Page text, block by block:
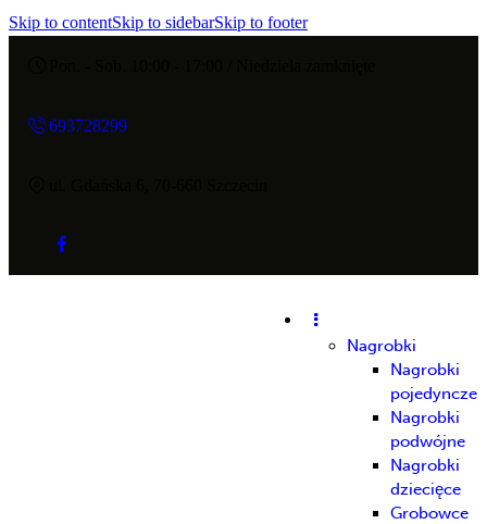
Skip to contentSkip to sidebarSkip to footer
693728299
Nagrobki
Nagrobki
pojedyncze
Nagrobki
podwójne
Nagrobki
dziecięce
Grobowce